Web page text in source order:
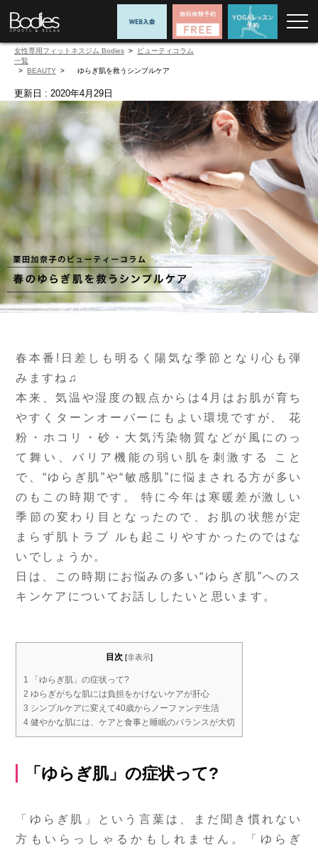
女性専用フィットネスジム Bodies > コラム
> BEAUTY > ゆらぎ肌を救うシンプルケア
更新日 : 2020年4月29日
春本番!日差しも明るく陽気な季節となり心も弾
みますね♫
本来、気温や湿度の観点からは4月はお肌が育ち
やすくターンオーバーにもよい環境ですが、 花
粉・ホコリ・砂・大気汚染物質などが風にのっ
て舞い、バリア機能の弱い肌を刺激する こと
で、“ゆらぎ肌”や“敏感肌”に悩まされる方が多い
のもこの時期です。 特に今年は寒暖差が激しい
季節の変わり目となったので、お肌の状態が定
まらず肌トラブ ルも起こりやすかったのではな
いでしょうか。
日は、この時期にお悩みの多い“ゆらぎ肌”へのス
キンケアについてお話ししたいと思います。
目次 [非表示]
1
「ゆらぎ肌」の症状って?
2 ゆらぎがちな肌には負担をかけないケアが肝心
3 シンプルケアに変えて40歳からノーファンデ生活
4 健やかな肌には、ケアと食事と睡眠のバランスが大切
「ゆらぎ肌」の症状って?
「ゆらぎ肌」という言葉は、まだ聞き慣れない
方もいらっしゃるかもしれません。「ゆらぎ